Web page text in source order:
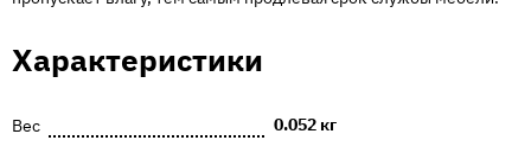
Характеристики
Вес
0.052 кг